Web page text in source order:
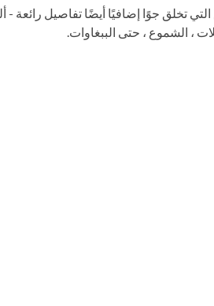
تخلق جوًا إضافيًا أيضًا تفاصيل رائعة -
، الشموع ، حتى الببغاوات.